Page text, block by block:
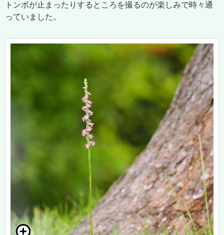
トンボが止まったりするところを撮るのが楽しみで時々通
っていました。